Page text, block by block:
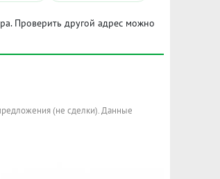
Проверить другой адрес можно
(не сделки). Данные